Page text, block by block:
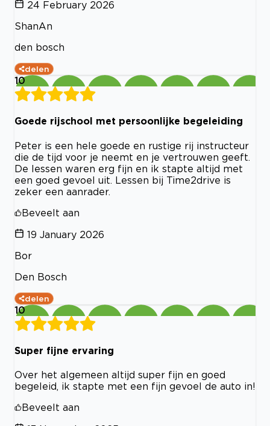
24 February 2026
ShanAn
den bosch
delen
10
Goede rijschool met persoonlijke begeleiding
Peter is een hele goede en rustige rij instructeur
die de tijd voor je neemt en je vertrouwen geeft.
De lessen waren erg fijn en ik stapte altijd met
een goed gevoel uit. Lessen bij Time2drive is
zeker een aanrader.
Beveelt aan
19 January 2026
Bor
Den Bosch
delen
10
Super fijne ervaring
Over het algemeen altijd super fijn en goed
begeleid, ik stapte met een fijn gevoel de auto in!
Beveelt aan